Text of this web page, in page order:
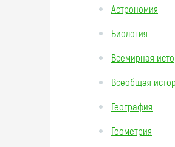
Астрономия
Биология
Всемирная
Всеобщая
География
Геометрия